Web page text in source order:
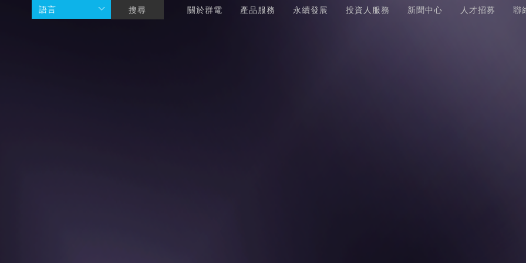
語言 搜尋 關於群電 產品服務 永續發展 投資人服務 新聞中心 人才招募 聯